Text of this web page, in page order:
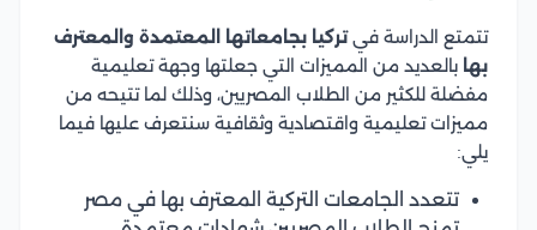
تتمتع الدراسة فيتركيا بجامعاتها المعتمدة والمعترف
بها بالعديد من المميزات التي جعلتها وجهة تعليمية
مفضلة للكثير من الطلاب المصريين، وذلك لما تتيحه من
مميزات تعليمية واقتصادية وثقافية سنتعرف عليها فيما
يلي:
تتعدد الجامعات التركية المعترف بها في مصر